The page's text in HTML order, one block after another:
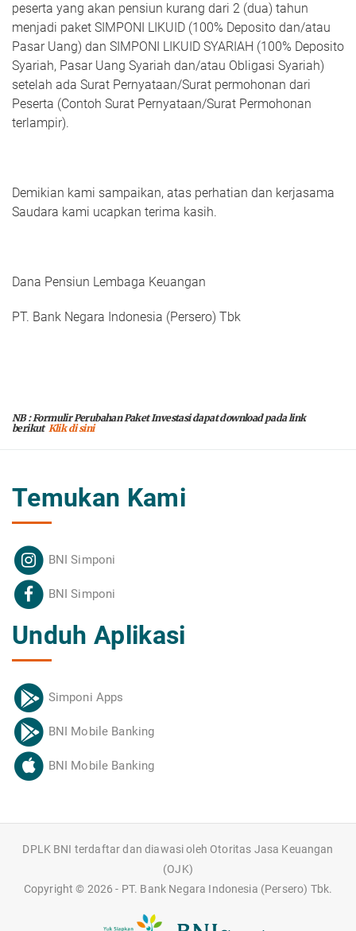
peserta yang akan pensiun kurang dari 2 (dua) tahun
menjadi paket SIMPONI LIKUID (100% Deposito dan/atau
Pasar Uang) dan SIMPONI LIKUID SYARIAH (100% Deposito
Syariah, Pasar Uang Syariah dan/atau Obligasi Syariah)
setelah ada Surat Pernyataan/Surat permohonan dari
Peserta (Contoh Surat Pernyataan/Surat Permohonan
terlampir).
Demikian kami sampaikan, atas perhatian dan kerjasama
Saudara kami ucapkan terima kasih.
Dana Pensiun Lembaga Keuangan
PT. Bank Negara Indonesia (Persero) Tbk
NB : Formulir Perubahan Paket Investasi dapat download pada link
berikut Klik di sini
Temukan Kami
BNI Simponi
BNI Simponi
Unduh Aplikasi
Simponi Apps
BNI Mobile Banking
BNI Mobile Banking
DPLK BNI terdaftar dan diawasi oleh Otoritas Jasa Keuangan
(OJK)
Copyright © 2026 - PT. Bank Negara Indonesia (Persero) Tbk.